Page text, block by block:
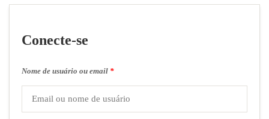
Conecte-se
Nome de usuário ou email *